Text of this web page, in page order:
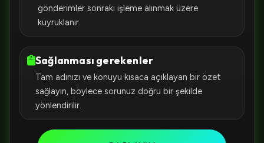
gönderimler sonraki işleme alınmak üzere
kuyruklanır.
Sağlanması gerekenler
Tam adınızı ve konuyu kısaca açıklayan bir özet
sağlayın, böylece sorunuz doğru bir şekilde
yönlendirilir.